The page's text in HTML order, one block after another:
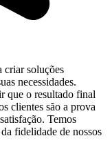
criar soluções
necessidades.
que o resultado final
clientes são a prova
Temos
fidelidade de nossos